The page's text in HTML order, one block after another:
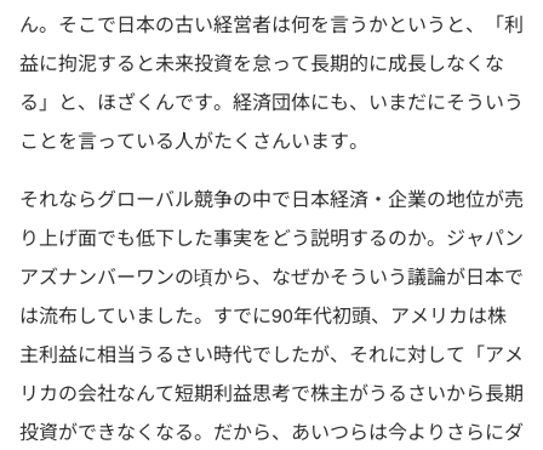
ん。そこで日本の古い経営者は何を言うかというと、「利
益に拘泥すると未来投資を怠って長期的に成長しなくな
る」と、ほざくんです。経済団体にも、いまだにそういう
ことを言っている人がたくさんいます。
それならグローバル競争の中で日本経済・企業の地位が売
り上げ面でも低下した事実をどう説明するのか。ジャパン
アズナンバーワンの頃から、なぜかそういう議論が日本で
は流布していました。すでに90年代初頭、アメリカは株
主利益に相当うるさい時代でしたが、それに対して「アメ
リカの会社なんて短期利益思考で株主がうるさいから長期
投資ができなくなる。だから、あいつらは今よりさらにダ